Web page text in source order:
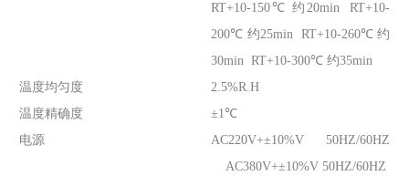
RT+10-150℃ 约20min RT+10-
200℃ 约25min RT+10-260℃ 约
30min RT+10-300℃ 约35min
温度均匀度
2.5%R.H
温度精确度
±1℃
电源
AC220V+±10%V 50HZ/60HZ
AC380V+±10%V 50HZ/60HZ